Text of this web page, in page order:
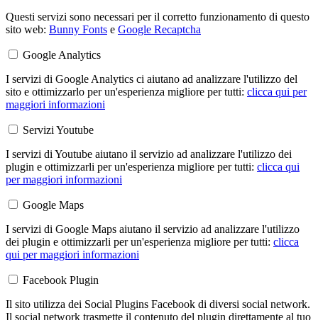
Questi servizi sono necessari per il corretto funzionamento di questo
sito web: Bunny Fonts e Google Recaptcha
Google Analytics
I servizi di Google Analytics ci aiutano ad analizzare l'utilizzo del
sito e ottimizzarlo per un'esperienza migliore per tutti: clicca qui per
maggiori informazioni
Servizi Youtube
I servizi di Youtube aiutano il servizio ad analizzare l'utilizzo dei
plugin e ottimizzarli per un'esperienza migliore per tutti: clicca qui
per maggiori informazioni
Google Maps
I servizi di Google Maps aiutano il servizio ad analizzare l'utilizzo
dei plugin e ottimizzarli per un'esperienza migliore per tutti: clicca
qui per maggiori informazioni
Facebook Plugin
Il sito utilizza dei Social Plugins Facebook di diversi social network.
Il social network trasmette il contenuto del plugin direttamente al tuo